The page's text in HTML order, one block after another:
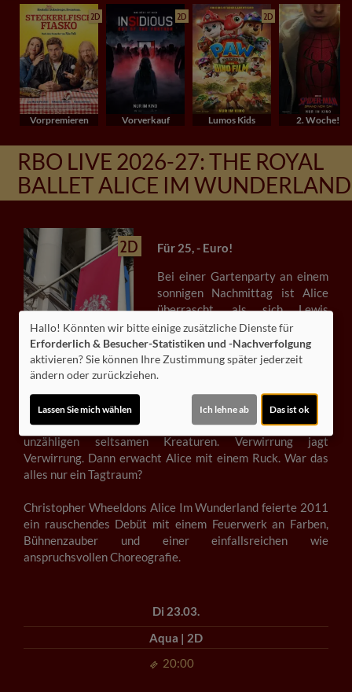
2D
Vorpremieren
2D
Vorverkauf
2D
Lumos Kids 2. Woche!
RBO LIVE 2026-27: THE ROYAL
BALLET ALICE IM WUNDERLAND
2D
Royal Ballet & Opera
Für 25, - Euro!
Bei einer Gartenparty an einem
sonnigen Nachmittag ist Alice
überrascht, als sich Lewis
Carroll, ein Freund ihrer Eltern, in
ein weißes Kaninchen
verwandelt. Als sie ihm in den
Kaninchenbau folgt, werden die
Ereignisse immer seltsamer. Auf
ihrer Reise durch das
Wunderland begegnet Alice
unzähligen seltsamen Kreaturen. Verwirrung jagt
Verwirrung. Dann erwacht Alice mit einem Ruck. War das
alles nur ein Tagtraum?
Christopher Wheeldons Alice Im Wunderland feierte 2011
ein rauschendes Debüt mit einem Feuerwerk an Farben,
Bühnenzauber und einer einfallsreichen wie
anspruchsvollen Choreografie.
Di 23.03.
20:00
Aqua | 2D
Hallo! Könnten wir bitte einige zusätzliche Dienste für
Erforderlich & Besucher-Statistiken und -Nachverfolgung
aktivieren? Sie können Ihre Zustimmung später jederzeit
ändern oder zurückziehen.
Lassen Sie mich wählen Ich lehne ab Das ist ok